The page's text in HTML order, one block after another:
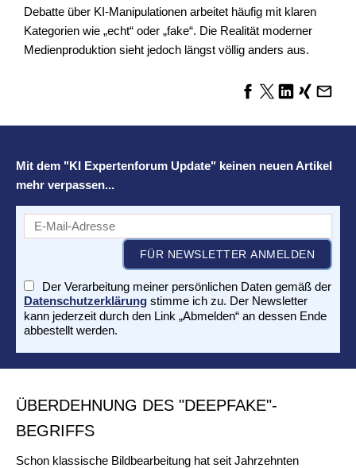
Debatte über KI-Manipulationen arbeitet häufig mit klaren
Kategorien wie „echt“ oder „fake“. Die Realität moderner
Medienproduktion sieht jedoch längst völlig anders aus.
Mit dem "KI Expertenforum Update" keinen neuen Artikel
mehr verpassen...
Der Verarbeitung meiner persönlichen Daten gemäß der
Datenschutzerklärung stimme ich zu. Der Newsletter
kann jederzeit durch den Link „Abmelden“ an dessen Ende
abbestellt werden.
ÜBERDEHNUNG DES "DEEPFAKE"-
BEGRIFFS
Schon klassische Bildbearbeitung hat seit Jahrzehnten